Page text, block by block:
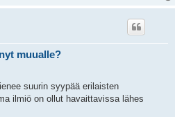
muualle?
suurin syypää erilaisten
ilmiö on ollut havaittavissa lähes